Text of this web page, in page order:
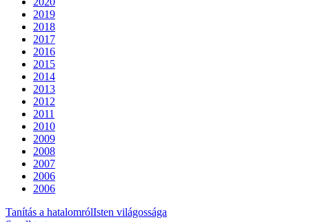
2019
2018
2017
2016
2015
2014
2013
2012
2011
2010
2009
2008
2007
2006
2006
Tanítás a hatalomrólIsten világossága